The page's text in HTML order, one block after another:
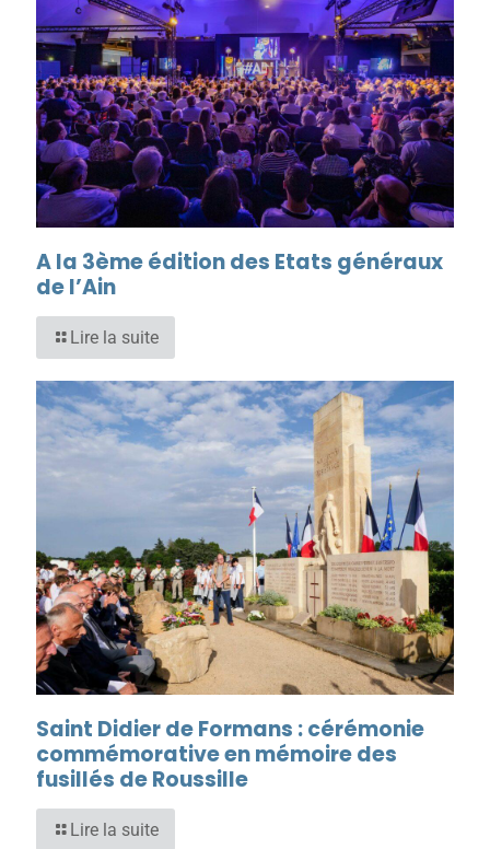
A la 3ème édition des Etats généraux
de l’Ain
Lire la suite
Saint Didier de Formans : cérémonie
commémorative en mémoire des
fusillés de Roussille
Lire la suite